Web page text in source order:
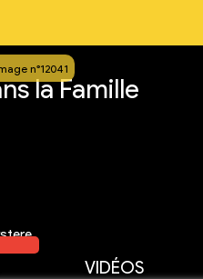
n°12041
la Famille
VIDÉOS